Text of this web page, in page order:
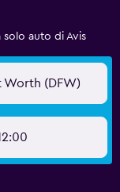
solo auto di Avis
Worth (DFW)